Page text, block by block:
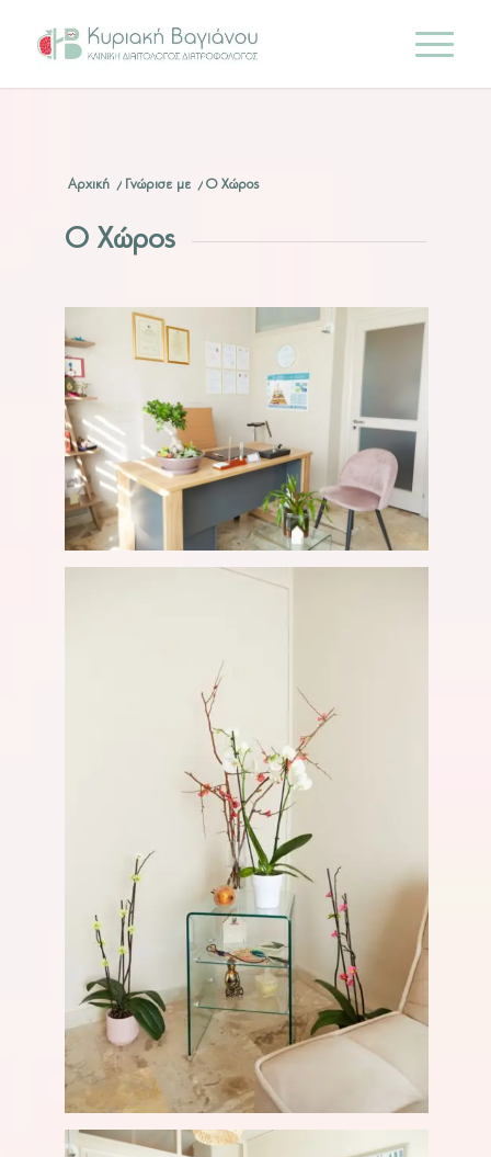
Αρχική / Γνώρισε με / O Χώρος
Ο Χώρος